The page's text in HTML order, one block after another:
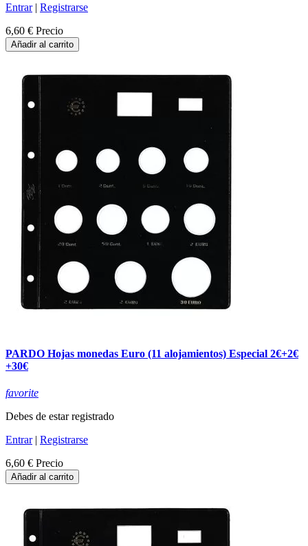
Entrar| Registrarse
6,60 € Precio
Añadir al carrito
PARDO Hojas monedas Euro (11 alojamientos) Especial 2€+2€
+30€
favorite
Debes de estar registrado
Entrar| Registrarse
6,60 € Precio
Añadir al carrito